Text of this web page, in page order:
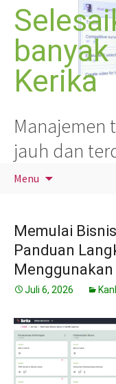
Langsung
Kerika
Manajemen
jauh dan
Menu
Memulai
Panduan
Menggunakan
Juli 6, 2026